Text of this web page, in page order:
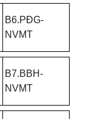
B6.PĐG-
NVMT
B7.BBH-
NVMT